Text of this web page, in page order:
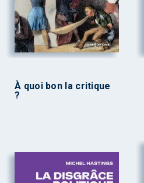
À quoi bon la critique
?